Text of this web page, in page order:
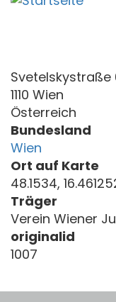
Direkt
Svetelskystraße
1110 Wien
Österreich
Bundesland
Wien
Ort auf Karte
48.1534,
Träger
Verein Wiener
originalid
1007